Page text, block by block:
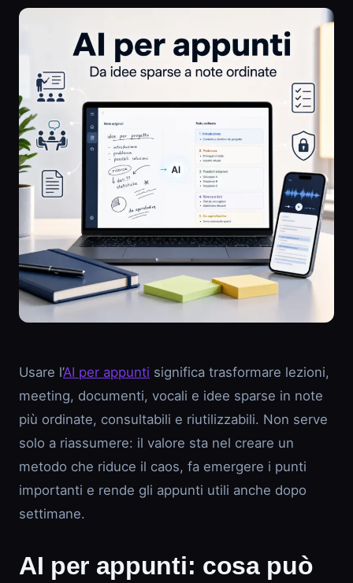
Usare l’AI per appunti significa trasformare lezioni,
meeting, documenti, vocali e idee sparse in note
più ordinate, consultabili e riutilizzabili. Non serve
solo a riassumere: il valore sta nel creare un
metodo che riduce il caos, fa emergere i punti
importanti e rende gli appunti utili anche dopo
settimane.
AI per appunti: cosa può